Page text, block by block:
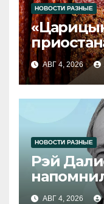
НОВОСТИ РАЗНЫЕ
АВГ 4, 2026
НОВОСТИ РАЗНЫЕ
Рэй
АВГ 4, 2026